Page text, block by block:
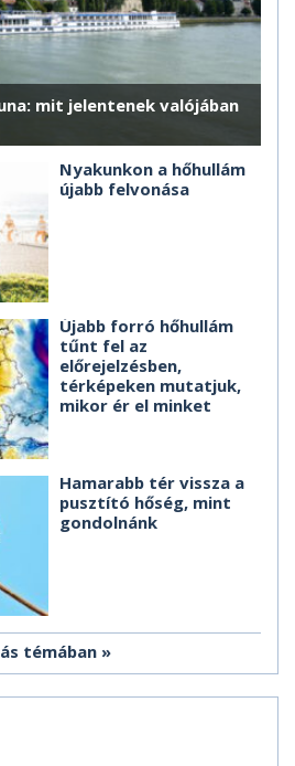
mit jelentenek valójában
Nyakunkon a hőhullám
újabb felvonása
Újabb forró hőhullám
tűnt fel az
előrejelzésben,
térképeken mutatjuk,
mikor ér el minket
Hamarabb tér vissza a
pusztító hőség, mint
gondolnánk
témában